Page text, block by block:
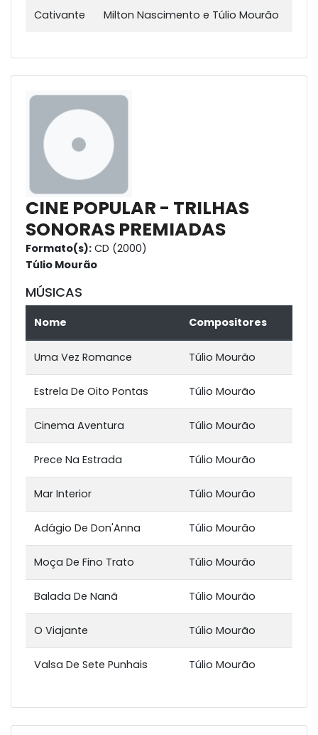
Cativante Milton Nascimento e Túlio Mourão
CINE POPULAR - TRILHAS
SONORAS PREMIADAS
Formato(s): CD (2000)
Túlio Mourão
MÚSICAS
Nome Compositores
Uma Vez Romance Túlio Mourão
Estrela De Oito Pontas Túlio Mourão
Cinema Aventura Túlio Mourão
Prece Na Estrada Túlio Mourão
Mar Interior Túlio Mourão
Adágio De Don'Anna Túlio Mourão
Moça De Fino Trato Túlio Mourão
Balada De Nanã Túlio Mourão
O Viajante Túlio Mourão
Valsa De Sete Punhais Túlio Mourão